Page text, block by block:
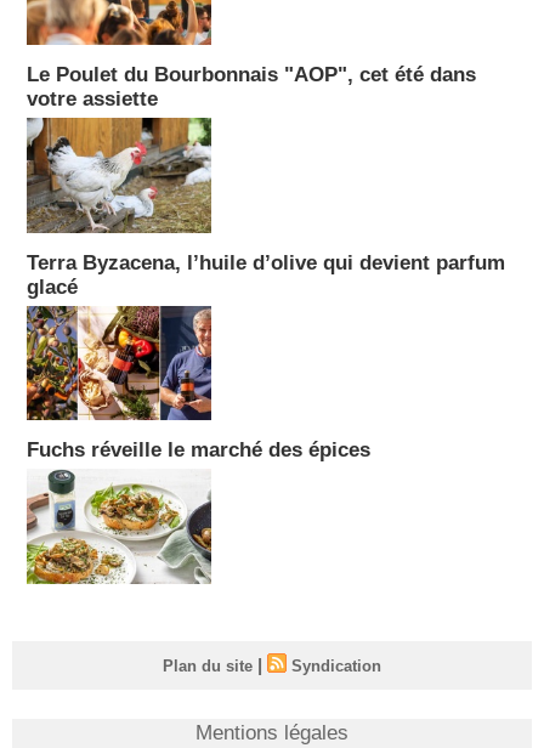
Le Poulet du Bourbonnais "AOP", cet été dans
votre assiette
Terra Byzacena, l’huile d’olive qui devient parfum
glacé
Fuchs réveille le marché des épices
Plan du site | Syndication
Mentions légales